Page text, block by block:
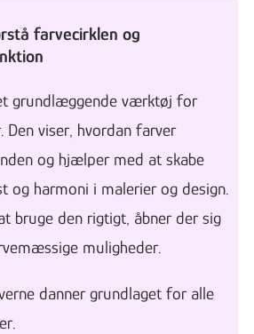
farvecirklen og
grundlæggende værktøj for
Den viser, hvordan farver
og hjælper med at skabe
og harmoni i malerier og design.
bruge den rigtigt, åbner der sig
muligheder.
danner grundlaget for alle